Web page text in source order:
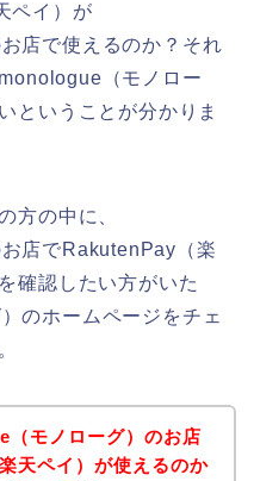
ペイ）が
店で使えるのか？それ
（モノロー
ということが分かりま
方の中に、
店でRakutenPay（楽
確認したい方がいた
のホームページをチェ
モノローグ）のお店
天ペイ）が使えるのか